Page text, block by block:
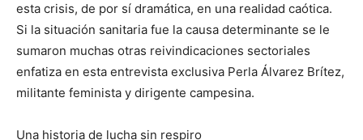
esta crisis, de por sí dramática, en una realidad caótica.
Si la situación sanitaria fue la causa determinante se le
sumaron muchas otras reivindicaciones sectoriales
enfatiza en esta entrevista exclusiva Perla Álvarez Brítez,
militante feminista y dirigente campesina.
Una historia de lucha sin respiro